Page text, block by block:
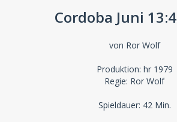
Cordoba Juni
von Ror Wolf
Produktion: hr 1979
Regie: Ror Wolf
Spieldauer: 42 Min.